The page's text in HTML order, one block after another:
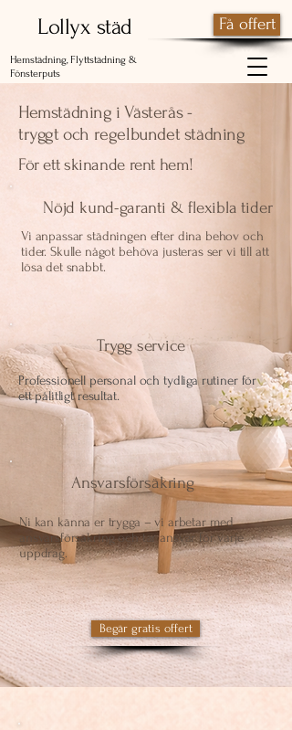
Få offert
Hemstädning, Flyttstädning &
Fönsterputs
Lollyx städ
Hemstädning i Västerås -
tryggt och regelbundet städning
För ett skinande rent hem!
Nöjd kund-garanti & flexibla tider
Vi anpassar städningen efter dina behov och
tider. Skulle något behöva justeras ser vi till att
lösa det snabbt.
Trygg service
Professionell personal och tydliga rutiner för
ett pålitligt resultat.
Ansvarsförsäkring
​Ni kan känna er trygga – vi arbetar med
ansvarsförsäkring och tar ansvar för varje
uppdrag.
Begär gratis offert